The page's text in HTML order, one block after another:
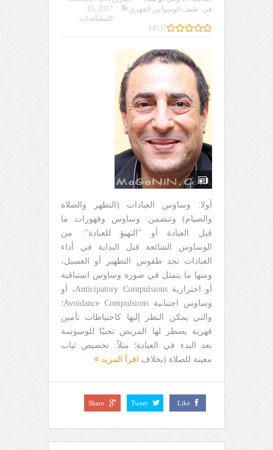
15, 2017
في: طيف الوسواس القهري
المشاهدات
14537
أولا: وساوس العبادات (التطهر والصلاة
والصيام) وتتضمن: وساوس وقهورات ما
قبل العبادة أو "التهيؤ للعبادة": من
الوساوس الشائعة قبل البداية في أداء
العبادات نجد طقوس التطهير أو الغسيل،
ومنها ما يتمثل في صورة وساوس استباقية
أو احترازية Anticipatory Compulsions، أو
وساوس اجتنابية Avoidance Compulsions؛
والتي يمكن النظر إليها كاحتياطات تأمين
قهرية يضطر لها المريض تجنبًا للوسوسة
بعد البدء في العبادة؛ مثلاً: تخصيص ثياب
معينة للصلاة (بخلاف
اقرأ المزيد
Like
Tweet
Share